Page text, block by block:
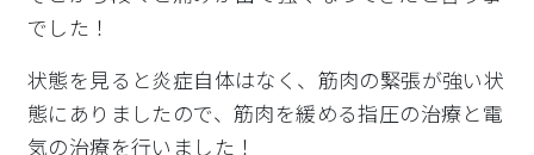
でした！
状態を見ると炎症自体はなく、 筋肉の緊張が強い状
態にありましたので、 筋肉を緩める指圧の治療と電
気の治療を行いました！